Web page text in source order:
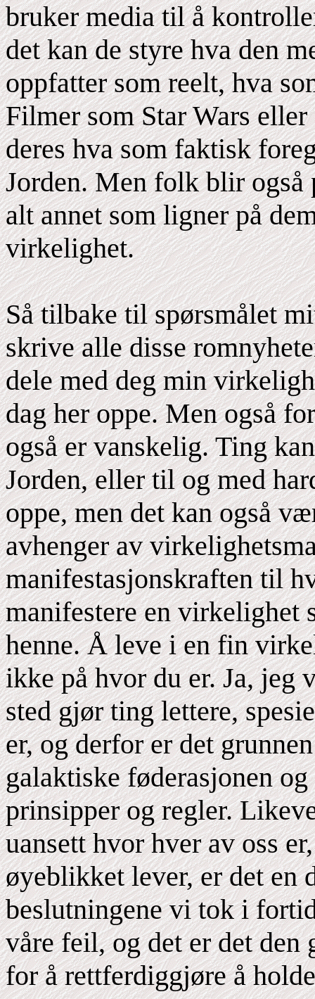
bruker media til å
det kan de styre hva den
oppfatter som reelt, hva
Filmer som Star Wars
deres hva som faktisk
Jorden. Men folk blir også
alt annet som ligner på
virkelighet.
Så tilbake til spørsmålet
skrive alle disse
dele med deg min
dag her oppe. Men også
også er vanskelig. Ting
Jorden, eller til og med
oppe, men det kan også
avhenger av
manifestasjonskraften til
manifestere en virkelighet
henne. Å leve i en fin
ikke på hvor du er. Ja, jeg
sted gjør ting lettere,
er, og derfor er det
galaktiske føderasjonen
prinsipper og regler.
uansett hvor hver av oss
øyeblikket lever, er det en
beslutningene vi tok i
våre feil, og det er det
for å rettferdiggjøre å